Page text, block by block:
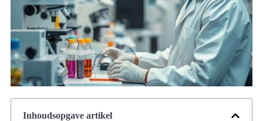
Inhoudsopgave artikel